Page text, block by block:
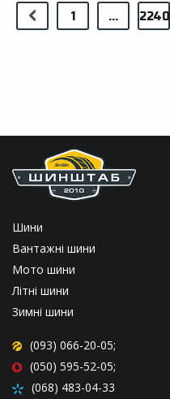
1 ... 2240
Шини
Вантажні шини
Мото шини
Літні шини
Зимні шини
(093) 066-20-05;
(050) 595-52-05;
(068) 483-04-33